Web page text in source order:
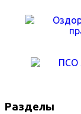
Разделы